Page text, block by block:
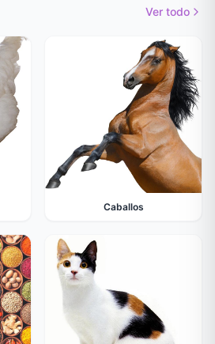
Ver todo
Caballos